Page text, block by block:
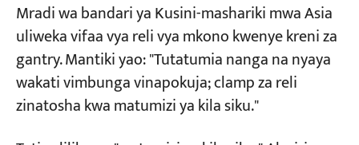
Mradi wa bandari ya Kusini-mashariki mwa Asia
uliweka vifaa vya reli vya mkono kwenye kreni za
gantry. Mantiki yao: "Tutatumia nanga na nyaya
wakati vimbunga vinapokuja; clamp za reli
zinatosha kwa matumizi ya kila siku."